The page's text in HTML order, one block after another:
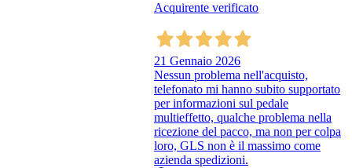
Acquirente verificato
21 Gennaio 2026
Nessun problema nell'acquisto,
telefonato mi hanno subito supportato
per informazioni sul pedale
multieffetto, qualche problema nella
ricezione del pacco, ma non per colpa
loro, GLS non è il massimo come
azienda spedizioni.